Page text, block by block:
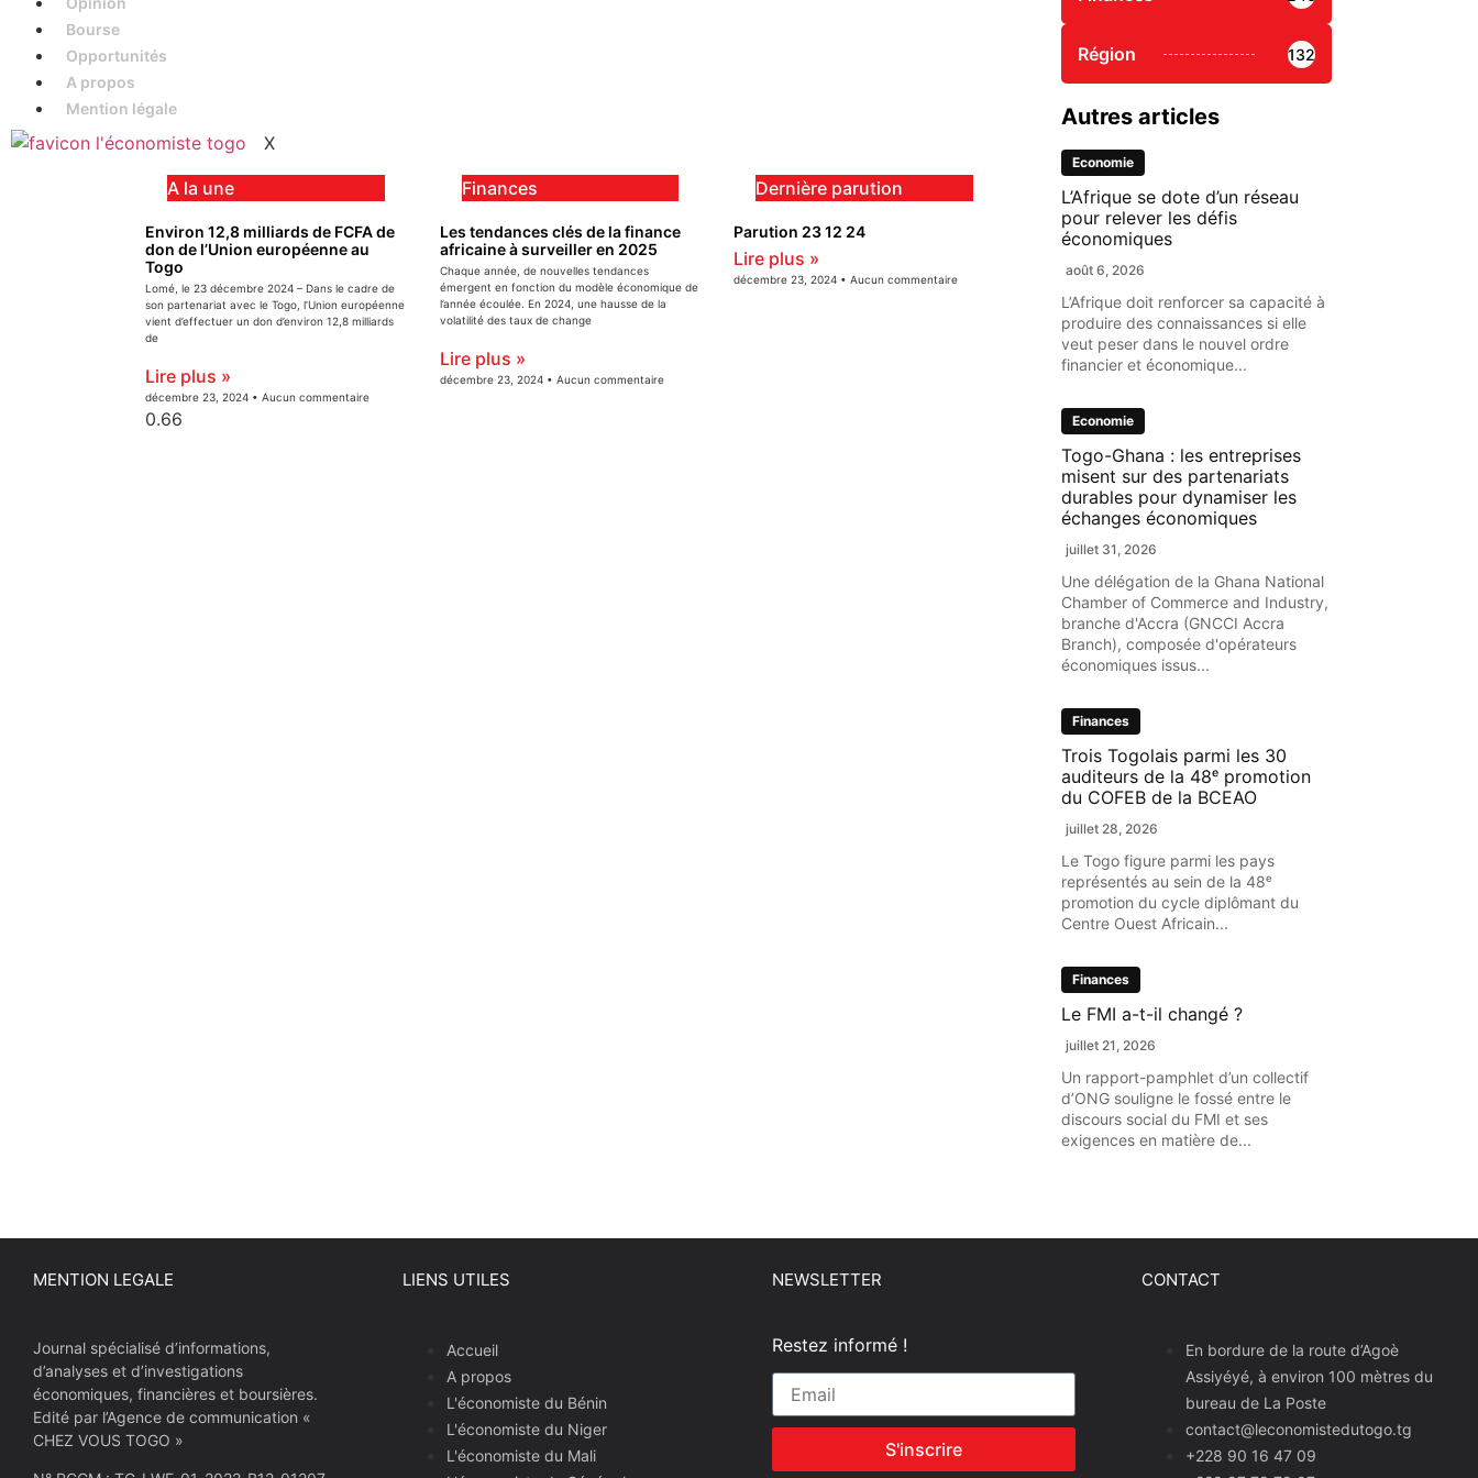
Bourse
Opportunités
A propos
Mention légale
X
A la une
Environ 12,8 milliards de FCFA de
don de l’Union européenne au
Togo
Lomé, le 23 décembre 2024 – Dans le cadre de
son partenariat avec le Togo, l’Union européenne
vient d’effectuer un don d’environ 12,8 milliards
de
Lire plus »
décembre 23, 2024 Aucun commentaire
Finances
Les tendances clés de la finance
africaine à surveiller en 2025
Chaque année, de nouvelles tendances
émergent en fonction du modèle économique de
l’année écoulée. En 2024, une hausse de la
volatilité des taux de change
Lire plus »
décembre 23, 2024 Aucun commentaire
Dernière parution
Parution 23 12 24
Lire plus »
décembre 23, 2024 Aucun commentaire
Région 132
Autres articles
Economie
L’Afrique se dote d’un réseau
pour relever les défis
économiques
août 6, 2026
L’Afrique doit renforcer sa capacité à
produire des connaissances si elle
veut peser dans le nouvel ordre
financier et économique...
Economie
Togo-Ghana : les entreprises
misent sur des partenariats
durables pour dynamiser les
échanges économiques
juillet 31, 2026
Une délégation de la Ghana National
Chamber of Commerce and Industry,
branche d'Accra (GNCCI Accra
Branch), composée d'opérateurs
économiques issus...
Finances
Trois Togolais parmi les 30
auditeurs de la 48ᵉ promotion
du COFEB de la BCEAO
juillet 28, 2026
Le Togo figure parmi les pays
représentés au sein de la 48ᵉ
promotion du cycle diplômant du
Centre Ouest Africain...
Finances
Le FMI a-t-il changé ?
juillet 21, 2026
Un rapport-pamphlet d’un collectif
d’ONG souligne le fossé entre le
discours social du FMI et ses
exigences en matière de...
MENTION LEGALE
Journal spécialisé d’informations,
d’analyses et d’investigations
économiques, financières et boursières.
Edité par l’Agence de communication «
CHEZ VOUS TOGO »
LIENS UTILES
Accueil
A propos
L'économiste du Bénin
L'économiste du Niger
L'économiste du Mali
NEWSLETTER
Restez informé !
S'inscrire
CONTACT
En bordure de la route d’Agoè
Assiyéyé, à environ 100 mètres du
bureau de La Poste
contact@leconomistedutogo.tg
+228 90 16 47 09